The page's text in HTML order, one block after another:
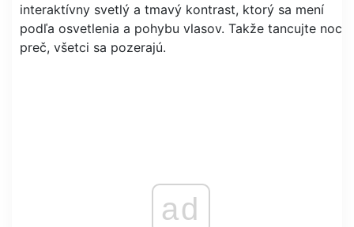
interaktívny svetlý a tmavý kontrast, ktorý sa mení
podľa osvetlenia a pohybu vlasov. Takže tancujte noc
preč, všetci sa pozerajú.
ad